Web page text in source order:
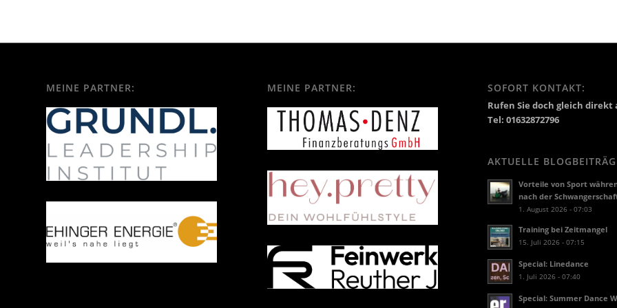
MEINE PARTNER: MEINE PARTNER: SOFORT KONTAKT:
Rufen Sie doch gleich direkt
Tel: 01632872796
AKTUELLE
Vorteile von Sport
nach der
1. August 2026 - 07:03
Training bei Zeitmangel
15. Juli 2026 - 07:15
Special: Linedance
1. Juli 2026 - 07:40
Special: Summer Dance